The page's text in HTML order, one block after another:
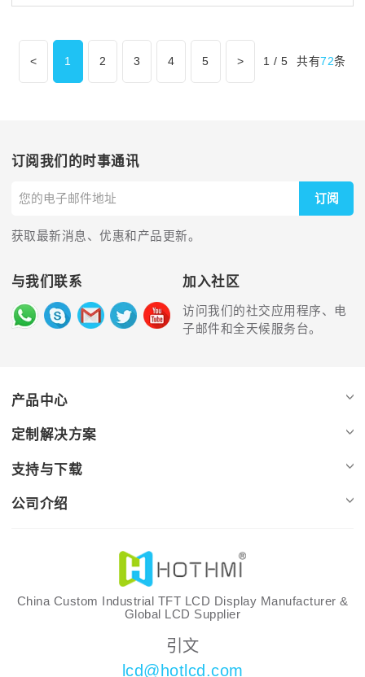
< 1 2 3 4 5 > 1 / 5 共有72条
订阅我们的时事通讯
订阅
获取最新消息、优惠和产品更新。
与我们联系 加入社区
访问我们的社交应用程序、电
子邮件和全天候服务台。
产品中心
定制解决方案
支持与下载
公司介绍
China Custom Industrial TFT LCD Display Manufacturer &
Global LCD Supplier
引文
lcd@hotlcd.com